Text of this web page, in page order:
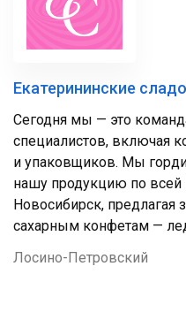
Екатерининские
Сегодня мы — это
специалистов, включая
и упаковщиков. Мы
нашу продукцию по всей
Новосибирск, предлагая
сахарным конфетам —
Лосино-Петровский